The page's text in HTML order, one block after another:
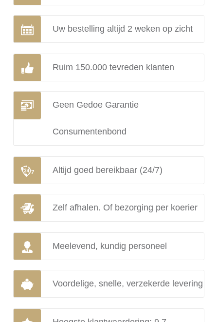
Uw bestelling altijd 2 weken op zicht
Ruim 150.000 tevreden klanten
Geen Gedoe Garantie
Consumentenbond
Altijd goed bereikbaar (24/7)
Zelf afhalen. Of bezorging per koerier
Meelevend, kundig personeel
Voordelige, snelle, verzekerde levering